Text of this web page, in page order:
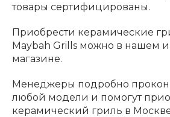
товары сертифицированы.
Приобрести керамические
Maybah Grills можно в нашем
магазине.
Менеджеры подробно
любой модели и помогут
керамический гриль в